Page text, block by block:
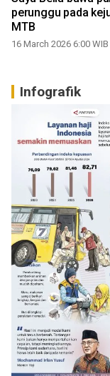
perunggu pada
MTB
16 March 2026 6:00 WIB
Infografik